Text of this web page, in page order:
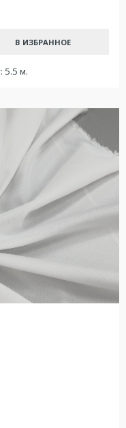
В ИЗБРАННОЕ
5.5 м.